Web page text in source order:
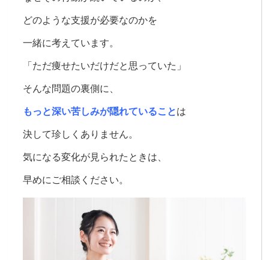
どのような支援が必要なのかを
一緒に考えています。
「ただ痩せたいだけだと思っていた」
そんな問題の裏側に、
もっと深い苦しみが隠れていることは
決して珍しくありません。
気になる変化が見られたときは、
早めにご相談ください。